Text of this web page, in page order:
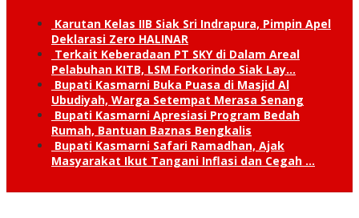
Karutan Kelas IIB Siak Sri Indrapura, Pimpin Apel
Deklarasi Zero HALINAR
Terkait Keberadaan PT SKY di Dalam Areal
Pelabuhan KITB, LSM Forkorindo Siak Lay…
Bupati Kasmarni Buka Puasa di Masjid Al
Ubudiyah, Warga Setempat Merasa Senang
Bupati Kasmarni Apresiasi Program Bedah
Rumah, Bantuan Baznas Bengkalis
Bupati Kasmarni Safari Ramadhan, Ajak
Masyarakat Ikut Tangani Inflasi dan Cegah …